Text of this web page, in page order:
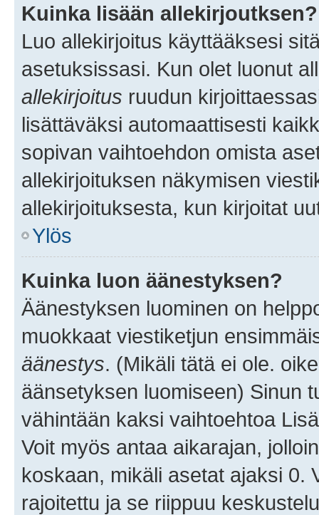
Kuinka lisään allekirjoutksen?
Luo allekirjoitus käyttääksesi
asetuksissasi. Kun olet luonut
allekirjoitus ruudun
lisättäväksi automaattisesti
sopivan vaihtoehdon omista
allekirjoituksen näkymisen
allekirjoituksesta, kun kirjoitat
Ylös
Kuinka luon äänestyksen?
Äänestyksen luominen on
muokkaat viestiketjun
äänestys. (Mikäli tätä ei ole.
äänsetyksen luomiseen) Sinun
vähintään kaksi vaihtoehtoa
Voit myös antaa aikarajan,
koskaan, mikäli asetat ajaksi 0.
rajoitettu ja se riippuu